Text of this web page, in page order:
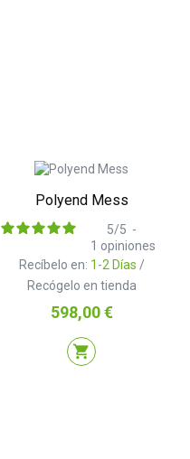
Polyend Mess
Recíbelo en: 1-2 Días /
Recógelo en tienda
5/5 -
1 opiniones
Precio
598,00 €
shopping_cart